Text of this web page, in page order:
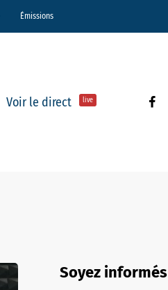
Émissions
Voir le direct live
Soyez informés